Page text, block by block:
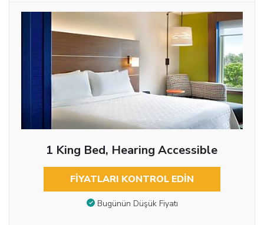
1 King Bed, Hearing Accessible
FIYATLARI KONTROL EDIN
Bugünün Düşük Fiyatı